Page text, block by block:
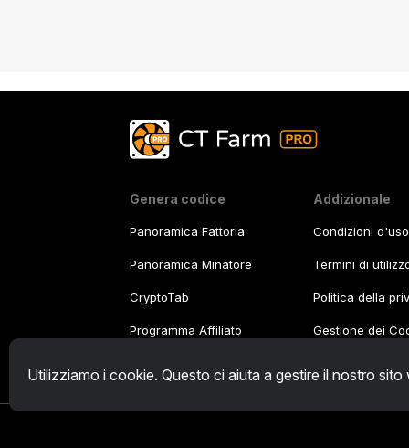
Utilizziamo i cookie. Questo ci aiuta a gestire il nostro
Genera codice
Panoramica Fattoria
Panoramica Minatore
CryptoTab
Programma Affiliato
Addizionale
Condizioni d'uso
Termini di
Politica della
Gestione dei